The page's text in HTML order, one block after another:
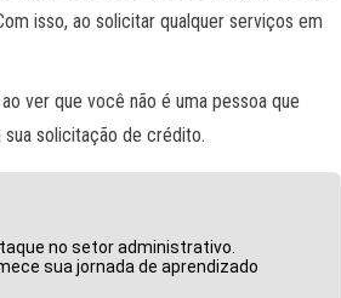
isso, ao solicitar qualquer serviços em
ver que você não é uma pessoa que
sua solicitação de crédito.
no setor administrativo.
sua jornada de aprendizado